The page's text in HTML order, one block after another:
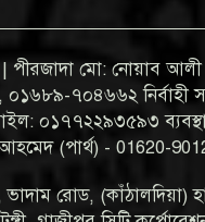
| পীরজাদা মো: নোয়াব
৭০৪৬৬২ নির্বাহী
০১৭৭২২৯৩৫৯৩
(পার্থ) - 01620-
ভাদাম রোড, (কাঁঠালদিয়া)